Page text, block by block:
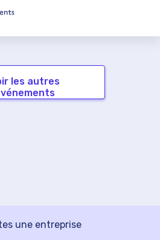
les autres
une entreprise